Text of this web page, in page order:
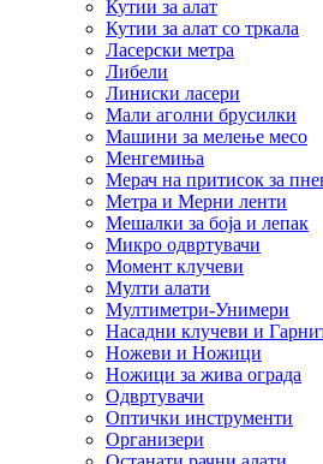
Кутии за алат
Кутии за алат со тркала
Ласерски метра
Либели
Линиски ласери
Мали аголни брусилки
Машини за мелење месо
Менгемиња
Мерач на притисок за
Метра и Мерни ленти
Мешалки за боја и лепак
Микро одвртувачи
Момент клучеви
Мулти алати
Мултиметри-Унимери
Насадни клучеви и
Ножеви и Ножици
Ножици за жива ограда
Одвртувачи
Оптички инструменти
Организери